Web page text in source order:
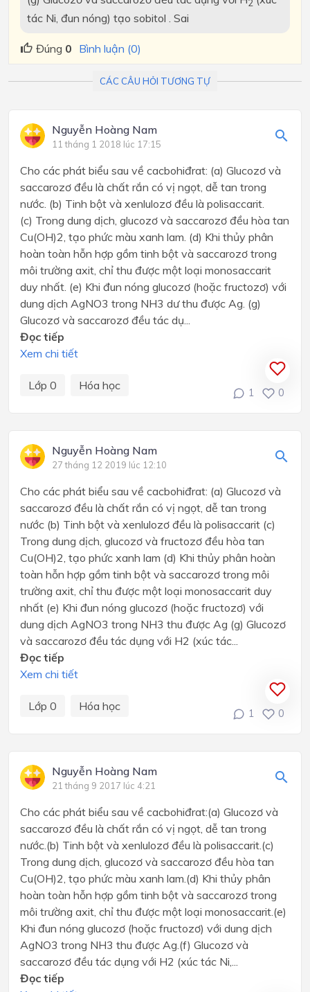
2
tác Ni, đun nóng) tạo sobitol . Sai
Đúng 0 Bình luận (0)
CÁC CÂU HỎI TƯƠNG TỰ
Nguyễn Hoàng Nam
11 tháng 1 2018 lúc 17:15
Cho các phát biểu sau về cacbohiđrat: (a) Glucozơ và
saccarozơ đều là chất rắn có vị ngọt, dễ tan trong
nước. (b) Tinh bột và xenlulozơ đều là polisaccarit.
(c) Trong dung dịch, glucozơ và saccarozơ đều hòa tan
Cu(OH)2, tạo phức màu xanh lam. (d) Khi thủy phân
hoàn toàn hỗn hợp gồm tinh bột và saccarozơ trong
môi trường axit, chỉ thu được một loại monosaccarit
duy nhất. (e) Khi đun nóng glucozơ (hoặc fructozơ) với
dung dịch AgNO3 trong NH3 dư thu được Ag. (g)
Glucozơ và saccarozơ đều tác dụ...
Đọc tiếp
Xem chi tiết
Lớp 0 Hóa học
1 0
Nguyễn Hoàng Nam
27 tháng 12 2019 lúc 12:10
Cho các phát biểu sau về cacbohiđrat: (a) Glucozơ và
saccarozơ đều là chất rắn có vị ngọt, dễ tan trong
nước (b) Tinh bột và xenlulozơ đều là polisaccarit (c)
Trong dung dịch, glucozơ và fructozơ đều hòa tan
Cu(OH)2, tạo phức xanh lam (d) Khi thủy phân hoàn
toàn hỗn hợp gồm tinh bột và saccarozơ trong môi
trường axit, chỉ thu được một loại monosaccarit duy
nhất (e) Khi đun nóng glucozơ (hoặc fructozơ) với
dung dịch AgNO3 trong NH3 thu được Ag (g) Glucozơ
và saccarozơ đều tác dụng với H2 (xúc tác...
Đọc tiếp
Xem chi tiết
Lớp 0 Hóa học
1 0
Nguyễn Hoàng Nam
21 tháng 9 2017 lúc 4:21
Cho các phát biểu sau về cacbohiđrat:(a) Glucozơ và
saccarozơ đều là chất rắn có vị ngọt, dễ tan trong
nước.(b) Tinh bột và xenlulozơ đều là polisaccarit.(c)
Trong dung dịch, glucozơ và saccarozơ đều hòa tan
Cu(OH)2, tạo phức màu xanh lam.(d) Khi thủy phân
hoàn toàn hỗn hợp gồm tinh bột và saccarozơ trong
môi trường axit, chỉ thu được một loại monosaccarit.(e)
Khi đun nóng glucozơ (hoặc fructozơ) với dung dịch
AgNO3 trong NH3 thu được Ag.(f) Glucozơ và
saccarozơ đều tác dụng với H2 (xúc tác Ni,...
Đọc tiếp